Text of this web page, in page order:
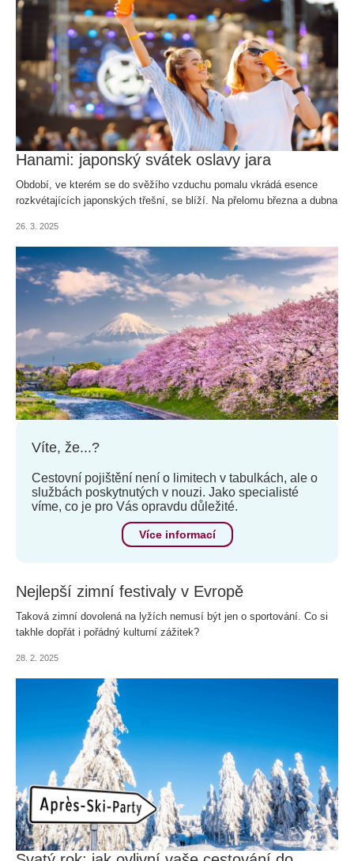
Hanami: japonský svátek oslavy jara
Období, ve kterém se do svěžího vzduchu pomalu vkrádá esence
rozkvétajících japonských třešní, se blíží. Na přelomu března a dubna
nasládlou vůní červených plodů a tamní obyvatelé se v početných
skupinách sejdou pod urostlými sakurami. Jaro je konečně tady!
Přivítejte ho společně s námi v zemi vycházejícího slunce.
26. 3. 2025
Víte, že...?
Cestovní pojištění není o limitech v tabulkách, ale o
službách poskytnutých v nouzi. Jako specialisté
víme, co je pro Vás opravdu důležité.
Více informací
Nejlepší zimní festivaly v Evropě
Taková zimní dovolená na lyžích nemusí být jen o sportování. Co si
takhle dopřát i pořádný kulturní zážitek?
28. 2. 2025